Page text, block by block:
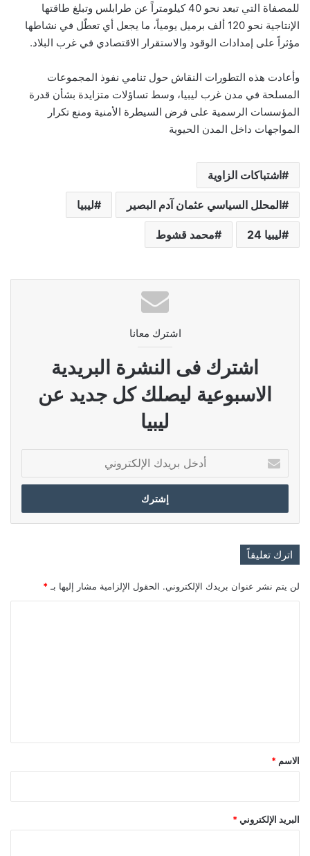
للمصفاة التي تبعد نحو 40 كيلومتراً عن طرابلس وتبلغ طاقتها
الإنتاجية نحو 120 ألف برميل يومياً، ما يجعل أي تعطّل في نشاطها
مؤثراً على إمدادات الوقود والاستقرار الاقتصادي في غرب البلاد.
وأعادت هذه التطورات النقاش حول تنامي نفوذ المجموعات
المسلحة في مدن غرب ليبيا، وسط تساؤلات متزايدة بشأن قدرة
المؤسسات الرسمية على فرض السيطرة الأمنية ومنع تكرار
المواجهات داخل المدن الحيوية
اشتباكات الزاوية
المحلل السياسي عثمان آدم البصير ليبيا
ليبيا 24 محمد قشوط
اشترك معانا
اشترك فى النشرة البريدية
الاسبوعية ليصلك كل جديد عن
ليبيا
بريدك
الإلكتروني
اترك تعليقاً
لن يتم نشر عنوان بريدك الإلكتروني. الحقول الإلزامية مشار إليها بـ *
*
الاسم *
البريد الإلكتروني *